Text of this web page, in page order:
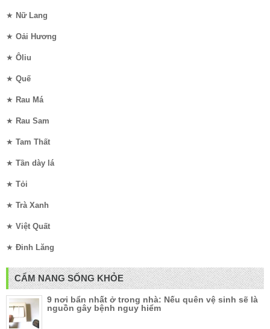
★ Nữ Lang
★ Oải Hương
★ Ôliu
★ Quế
★ Rau Má
★ Rau Sam
★ Tam Thất
★ Tần dày lá
★ Tỏi
★ Trà Xanh
★ Việt Quất
★ Đinh Lăng
CẨM NANG SỐNG KHỎE
9 nơi bẩn nhất ở trong nhà: Nếu quên vệ sinh sẽ là
nguồn gây bệnh nguy hiểm